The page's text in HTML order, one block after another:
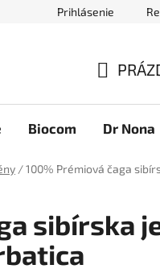
Ako nakupovať
Prihlásenie
KOŠÍK
Biocom Dr Nona
/100% Prémiová čaga
sibírska